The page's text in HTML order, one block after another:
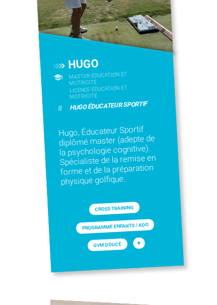
HUGO
MASTER ÉDUCATION ET
MOTRICITÉ
LICENCE ÉDUCATION ET
MOTRICITÉ
# HUGO ÉDUCATEUR SPORTIF
Hugo, Éducateur Sportif
diplômé master (adepte de
la psychologie cognitive).
Spécialiste de la remise en
forme et de la préparation
physique golfique.
CROSS TRAINING
PROGRAMME ENFANTS / ADO
GYM DOUCE +